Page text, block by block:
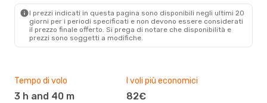
AMS- IST
I prezzi indicati in questa pagina sono disponibili negli ultimi 20
giorni per i periodi specificati e non devono essere considerati
il ​​prezzo finale offerto. Si prega di notare che disponibilità e
prezzi sono soggetti a modifiche.
Tempo di volo
3 h and 40 m
I voli più economici
82€